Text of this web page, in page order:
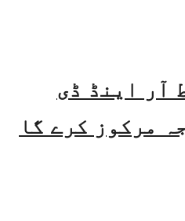
آر اینڈ ڈی
مرکوز کرے گا